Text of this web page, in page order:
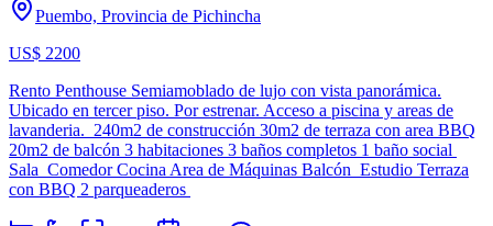
Puembo, Provincia de Pichincha
US$ 2200
Rento Penthouse Semiamoblado de lujo con vista panorámica.
Ubicado en tercer piso. Por estrenar. Acceso a piscina y areas de
lavanderia. 240m2 de construcción 30m2 de terraza con area BBQ
20m2 de balcón 3 habitaciones 3 baños completos 1 baño social
Sala Comedor Cocina Area de Máquinas Balcón Estudio Terraza
con BBQ 2 parqueaderos